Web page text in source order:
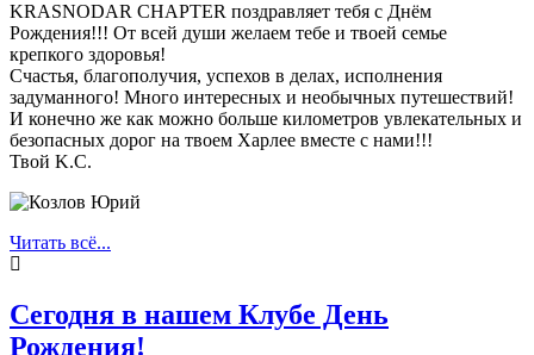
KRASNODAR CHAPTER поздравляет тебя с Днём
Рождения!!! От всей души желаем тебе и твоей семье
крепкого здоровья!
Счастья, благополучия, успехов в делах, исполнения
задуманного! Много интересных и необычных путешествий!
И конечно же как можно больше километров увлекательных и
безопасных дорог на твоем Харлее вместе с нами!!!
Твой K.C.
Читать всё...
Сегодня в нашем Клубе День
Рождения!